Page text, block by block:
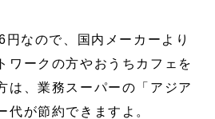
なので、国内メーカーより
ワークの方やおうちカフェを
は、業務スーパーの「アジア
代が節約できますよ。